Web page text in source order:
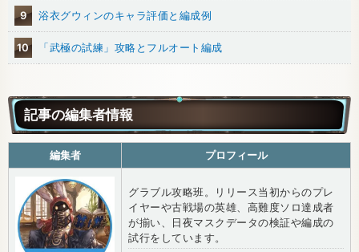
9 浴衣グウィンのキャラ評価と編成例
10 「武極の試練」攻略とフルオート編成
記事の編集者情報
編集者 プロフィール
グラブル攻略班。リリース当初からのプレ
イヤーや古戦場の英雄、高難度ソロ達成者
が揃い、日夜マスクデータの検証や編成の
試行をしています。